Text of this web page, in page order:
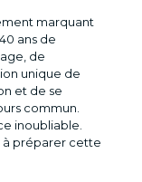
marquant
ans de
de
unique de
et de se
commun.
inoubliable.
à préparer cette